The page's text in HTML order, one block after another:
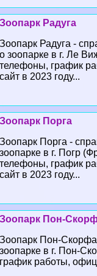
Зоопарк Радуга
Зоопарк Радуга -
о зоопарке в г. Ле
телефоны, график
сайт в 2023 году...
Зоопарк Порга
Зоопарк Порга -
зоопарке в г. Погр
телефоны, график
сайт в 2023 году...
Зоопарк Пон-
Зоопарк Пон-
зоопарке в г. Пон-
график работы,